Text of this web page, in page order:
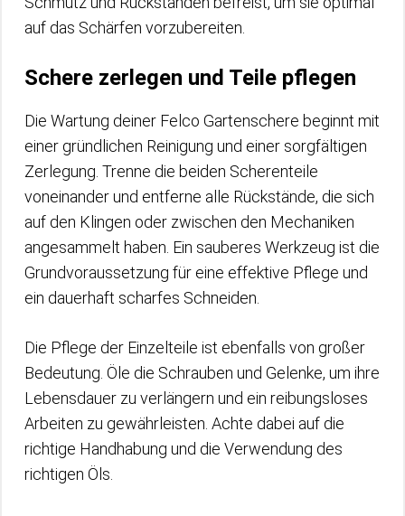
auf das Schärfen vorzubereiten.
Schere zerlegen und Teile pflegen
Die Wartung deiner Felco Gartenschere beginnt mit
einer gründlichen Reinigung und einer sorgfältigen
Zerlegung. Trenne die beiden Scherenteile
voneinander und entferne alle Rückstände, die sich
auf den Klingen oder zwischen den Mechaniken
angesammelt haben. Ein sauberes Werkzeug ist die
Grundvoraussetzung für eine effektive Pflege und
ein dauerhaft scharfes Schneiden.
Die Pflege der Einzelteile ist ebenfalls von großer
Bedeutung. Öle die Schrauben und Gelenke, um ihre
Lebensdauer zu verlängern und ein reibungsloses
Arbeiten zu gewährleisten. Achte dabei auf die
richtige Handhabung und die Verwendung des
richtigen Öls.